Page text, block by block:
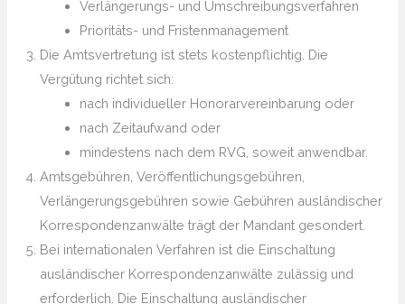
Verlängerungs- und Umschreibungsverfahren
Prioritäts- und Fristenmanagement
Die Amtsvertretung ist stets kostenpflichtig. Die
Vergütung richtet sich:
nach individueller Honorarvereinbarung oder
nach Zeitaufwand oder
mindestens nach dem RVG, soweit anwendbar.
Amtsgebühren, Veröffentlichungsgebühren,
Verlängerungsgebühren sowie Gebühren ausländischer
Korrespondenzanwälte trägt der Mandant gesondert.
Bei internationalen Verfahren ist die Einschaltung
ausländischer Korrespondenzanwälte zulässig und
erforderlich. Die Einschaltung ausländischer